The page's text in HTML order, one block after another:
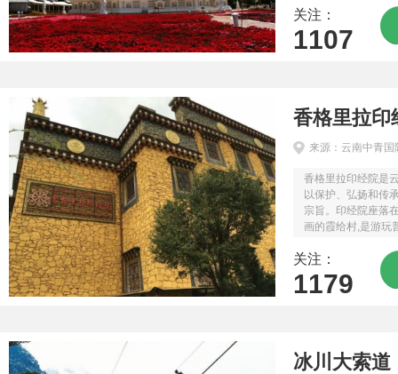
景区由吉缘林、银
人...
关注：
1107
香格里拉印
来源：云南中青
香格里拉印经院是
以保护、弘扬和传
宗旨。印经院座落
画的霞给村,是游玩
108部，《丹珠尔
关注：
1179
冰川大索道